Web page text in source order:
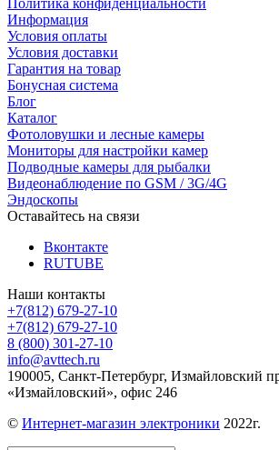
Политика конфиденциальности
Информация
Условия оплаты
Условия доставки
Гарантия на товар
Бонусная система
Блог
Каталог
Фотоловушки и лесные камеры
Мониторы для настройки камер
Подводные камеры для рыбалки
Видеонаблюдение по GSM / 3G/4G
Эндоскопы
Оставайтесь на связи
Вконтакте
RUTUBE
Наши контакты
+7(812) 679-27-10
+7(812) 679-27-10
8 (800) 301-27-10
info@avttech.ru
190005, Санкт-Петербург, Измайловский
«Измайловский», офис 246
© Интернет-магазин электроники 2022г.